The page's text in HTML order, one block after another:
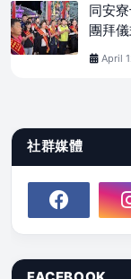
同安
團拜
April
社群媒體